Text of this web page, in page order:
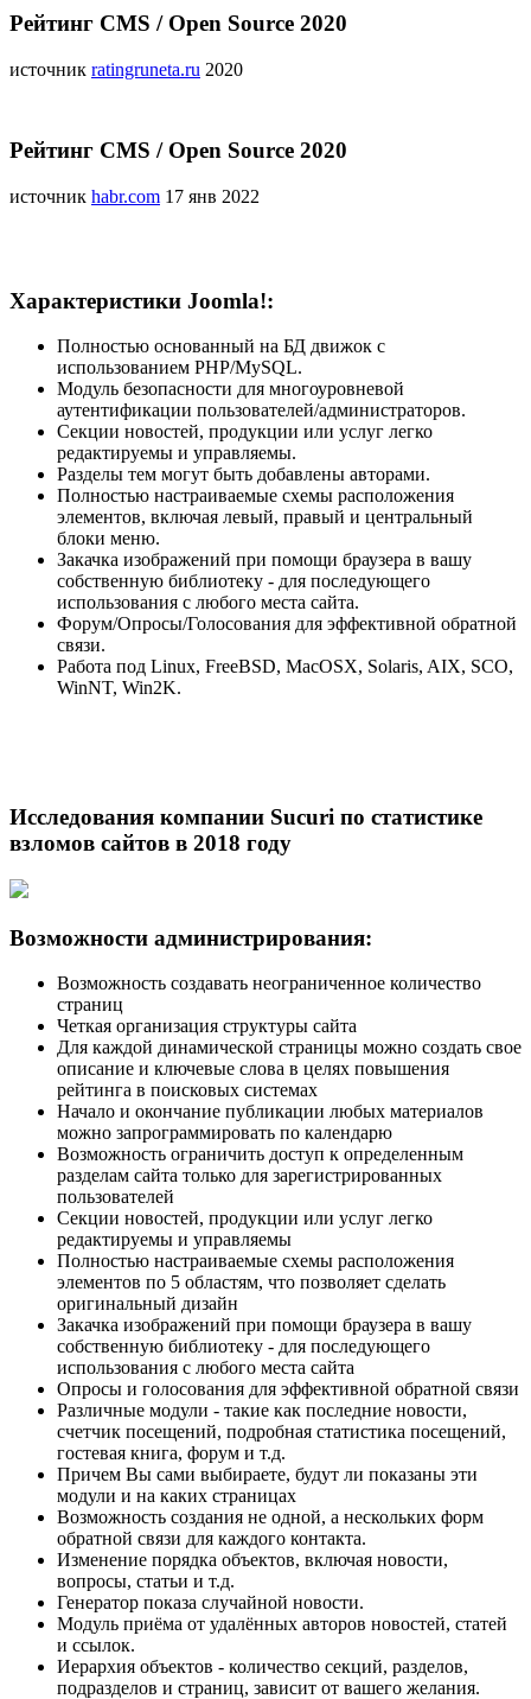
Рейтинг CMS / Open Source 2020
источник ratingruneta.ru 2020
Рейтинг CMS / Open Source 2020
источник habr.com 17 янв 2022
Характеристики Joomla!:
Полностью основанный на БД движок с
использованием PHP/MySQL.
Модуль безопасности для многоуровневой
аутентификации пользователей/администраторов.
Секции новостей, продукции или услуг легко
редактируемы и управляемы.
Разделы тем могут быть добавлены авторами.
Полностью настраиваемые схемы расположения
элементов, включая левый, правый и центральный
блоки меню.
Закачка изображений при помощи браузера в вашу
собственную библиотеку - для последующего
использования с любого места сайта.
Форум/Опросы/Голосования для эффективной обратной
связи.
Работа под Linux, FreeBSD, MacOSX, Solaris, AIX, SCO,
WinNT, Win2K.
Исследования компании Sucuri по статистике
взломов сайтов в 2018 году
Возможности администрирования:
Возможность создавать неограниченное количество
страниц
Четкая организация структуры сайта
Для каждой динамической страницы можно создать свое
описание и ключевые слова в целях повышения
рейтинга в поисковых системах
Начало и окончание публикации любых материалов
можно запрограммировать по календарю
Возможность ограничить доступ к определенным
разделам сайта только для зарегистрированных
пользователей
Секции новостей, продукции или услуг легко
редактируемы и управляемы
Полностью настраиваемые схемы расположения
элементов по 5 областям, что позволяет сделать
оригинальный дизайн
Закачка изображений при помощи браузера в вашу
собственную библиотеку - для последующего
использования с любого места сайта
Опросы и голосования для эффективной обратной связи
Различные модули - такие как последние новости,
счетчик посещений, подробная статистика посещений,
гостевая книга, форум и т.д.
Причем Вы сами выбираете, будут ли показаны эти
модули и на каких страницах
Возможность создания не одной, а нескольких форм
обратной связи для каждого контакта.
Изменение порядка объектов, включая новости,
вопросы, статьи и т.д.
Генератор показа случайной новости.
Модуль приёма от удалённых авторов новостей, статей
и ссылок.
Иерархия объектов - количество секций, разделов,
подразделов и страниц, зависит от вашего желания.